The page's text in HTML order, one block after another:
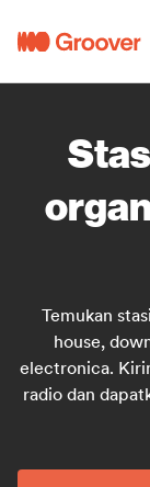
Temukan
house,
electronica.
radio dan